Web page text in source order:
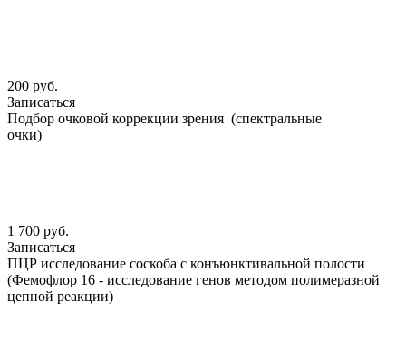
200 руб.
Записаться
Подбор очковой коррекции зрения (спектральные
очки)
1 700 руб.
Записаться
ПЦР исследование соскоба с конъюнктивальной полости
(Фемофлор 16 - исследование генов методом полимеразной
цепной реакции)